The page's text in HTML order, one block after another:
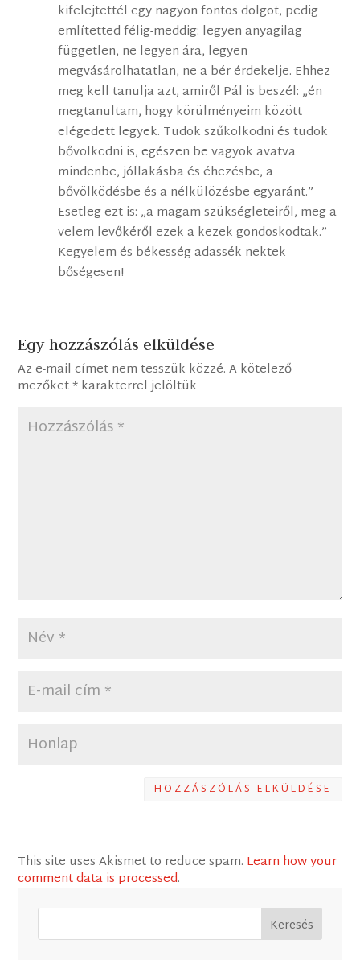
kifelejtettél egy nagyon fontos dolgot, pedig
említetted félig-meddig: legyen anyagilag
független, ne legyen ára, legyen
megvásárolhatatlan, ne a bér érdekelje. Ehhez
meg kell tanulja azt, amiről Pál is beszél: „én
megtanultam, hogy körülményeim között
elégedett legyek. Tudok szűkölködni és tudok
bővölködni is, egészen be vagyok avatva
mindenbe, jóllakásba és éhezésbe, a
bővölködésbe és a nélkülözésbe egyaránt.”
Esetleg ezt is: „a magam szükségleteiről, meg a
velem levőkéről ezek a kezek gondoskodtak.”
Kegyelem és békesség adassék nektek
bőségesen!
Egy hozzászólás elküldése
Az e-mail címet nem tesszük közzé. A kötelező
mezőket*karakterrel jelöltük
HOZZÁSZÓLÁS ELKÜLDÉSE
This site uses Akismet to reduce spam. Learn how your
comment data is processed.